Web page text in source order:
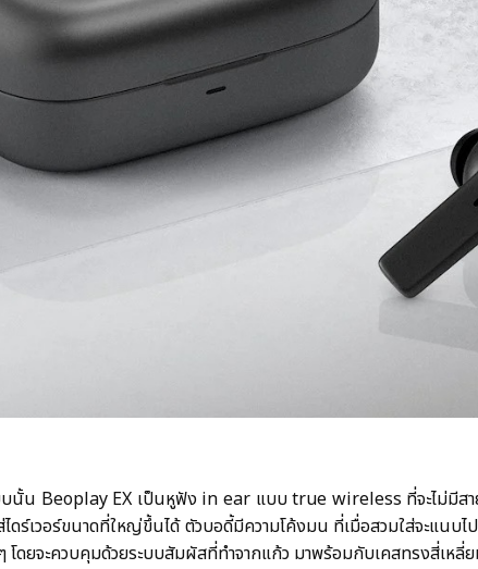
น Beoplay EX เป็นหูฟัง in ear แบบ true wireless ที่จะไม่มีสาย
ดร์เวอร์ขนาดที่ใหญ่ขึ้นได้ ตัวบอดี้มีความโค้งมน ที่เมื่อสวมใส่จะแนบ
โดยจะควบคุมด้วยระบบสัมผัสที่ทำจากแก้ว มาพร้อมกับเคสทรงสี่เห